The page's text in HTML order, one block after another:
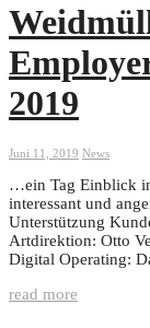
2019
Juni 11, 2019 News
…ein Tag Einblick
interessant und
Unterstützung
Artdirektion: Otto
Digital Operating:
read more